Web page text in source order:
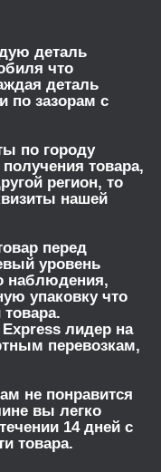
деталь
что
деталь
по зазорам с
по городу
товара,
регион, то
нашей
перед
уровень
наблюдения,
упаковку что
лидер на
перевозкам,
не понравится
вы легко
14 дней с
товара.